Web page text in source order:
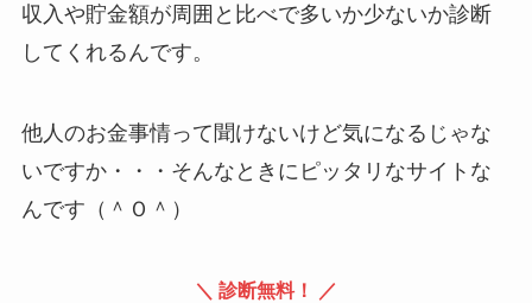
収入や貯金額が周囲と比べで多いか少ないか診断
してくれるんです。
他人のお金事情って聞けないけど気になるじゃな
いですか・・・そんなときにピッタリなサイトな
んです（＾Ｏ＾）
＼ 診断無料！ ／